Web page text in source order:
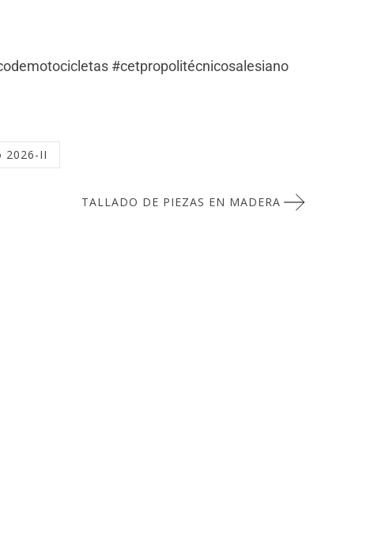
#cetpropolitécnicosalesiano
2026-II
TALLADO DE PIEZAS EN MADERA